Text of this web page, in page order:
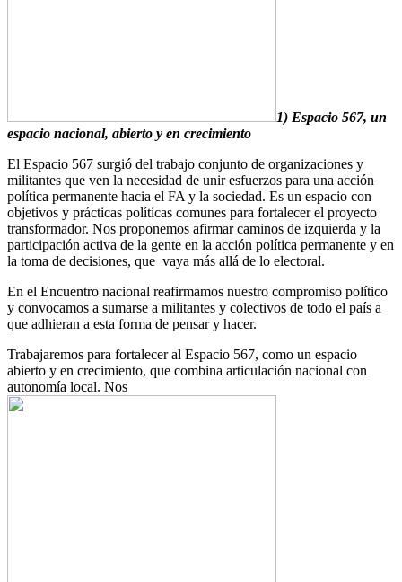
1) Espacio 567, un
espacio nacional, abierto y en crecimiento
El Espacio 567 surgió del trabajo conjunto de organizaciones y
militantes que ven la necesidad de unir esfuerzos para una acción
política permanente hacia el FA y la sociedad. Es un espacio con
objetivos y prácticas políticas comunes para fortalecer el proyecto
transformador. Nos proponemos afirmar caminos de izquierda y la
participación activa de la gente en la acción política permanente y en
la toma de decisiones, que vaya más allá de lo electoral.
En el Encuentro nacional reafirmamos nuestro compromiso político
y convocamos a sumarse a militantes y colectivos de todo el país a
que adhieran a esta forma de pensar y hacer.
Trabajaremos para fortalecer al Espacio 567, como un espacio
abierto y en crecimiento, que combina articulación nacional con
autonomía local. Nos